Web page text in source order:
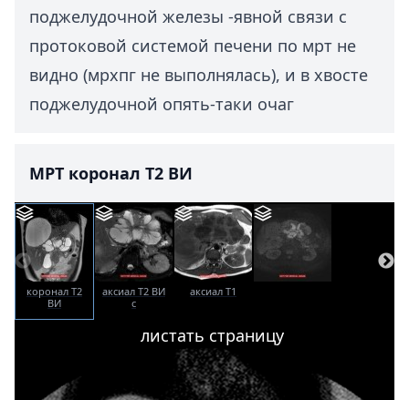
поджелудочной железы -явной связи с
протоковой системой печени по мрт не
видно (мрхпг не выполнялась), и в хвосте
поджелудочной опять-таки очаг
МРТ коронал T2 ВИ
коронал T2
ВИ
аксиал T2 ВИ
с
аксиал T1
листать страницу